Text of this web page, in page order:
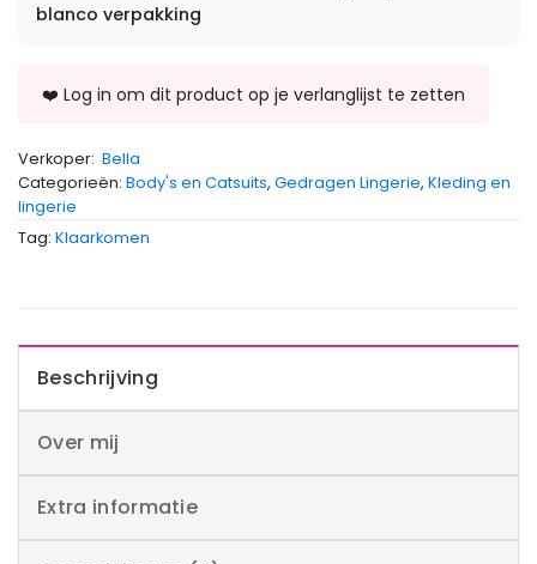
blanco verpakking
Verkoper: Bella
Categorieën: Body's en Catsuits, Gedragen Lingerie, Kleding en
lingerie
Tag: Klaarkomen
Beschrijving
Over mij
Extra informatie